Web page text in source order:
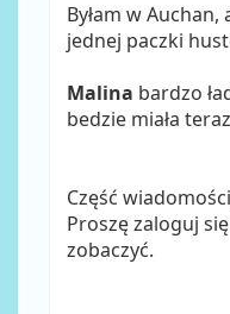
Byłam w Auchan,
jednej paczki
Malina bardzo
bedzie miała
Część
Proszę zaloguj
zobaczyć.